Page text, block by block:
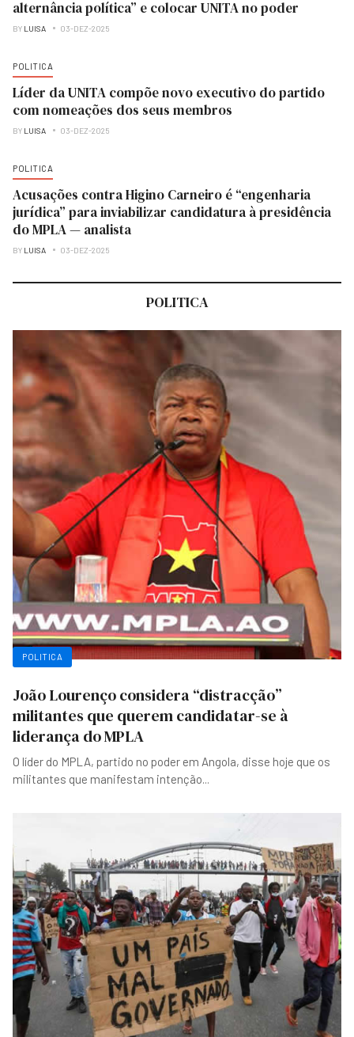
alternância política” e colocar UNITA no poder
BY LUISA 03-DEZ-2025
POLITICA
Líder da UNITA compõe novo executivo do partido
com nomeações dos seus membros
BY LUISA 03-DEZ-2025
POLITICA
Acusações contra Higino Carneiro é “engenharia
jurídica” para inviabilizar candidatura à presidência
do MPLA — analista
BY LUISA 03-DEZ-2025
POLITICA
POLITICA
João Lourenço considera “distracção”
militantes que querem candidatar-se à
liderança do MPLA
O líder do MPLA, partido no poder em Angola, disse hoje que os
militantes que manifestam intenção...